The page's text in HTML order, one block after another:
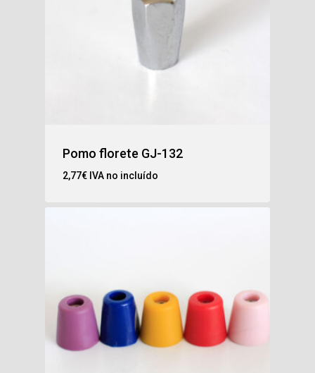
Pomo florete GJ-132
2,77€ IVA no incluído